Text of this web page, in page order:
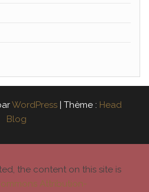
WordPress Thème : Head
Blog
the content on this site is
Attribution-